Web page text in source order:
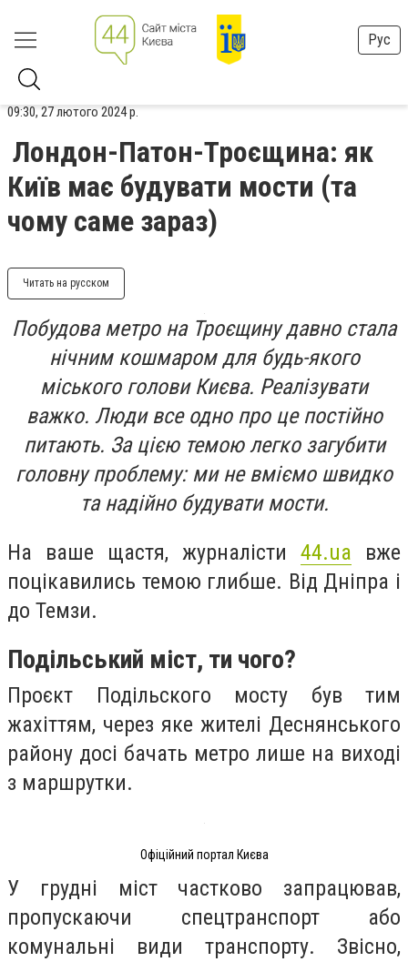
Рус
09:30, 27 лютого 2024 р.
Лондон-Патон-Троєщина: як
Київ має будувати мости (та
чому саме зараз)
Читать на русском
Побудова метро на Троєщину давно стала
нічним кошмаром для будь-якого
міського голови Києва. Реалізувати
важко. Люди все одно про це постійно
питають. За цією темою легко загубити
головну проблему: ми не вміємо швидко
та надійно будувати мости.
На ваше щастя, журналісти 44.ua вже
поцікавились темою глибше. Від Дніпра і
до Темзи.
Подільський міст, ти чого?
Проєкт Подільского мосту був тим
жахіттям, через яке жителі Деснянського
району досі бачать метро лише на виході
з маршрутки.
Офіційний портал Києва
У грудні міст частково запрацював,
пропускаючи спецтранспорт або
комунальні види транспорту. Звісно,